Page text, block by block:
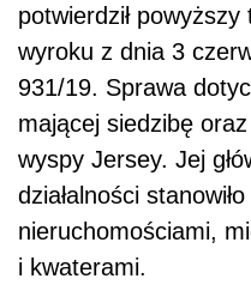
potwierdził
wyroku z dnia 3
931/19. Sprawa
mającej siedzibę
wyspy Jersey. Jej
działalności stanowiło
nieruchomościami,
i kwaterami.